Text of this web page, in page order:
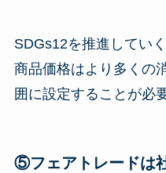
SDGs12を推進してい
商品価格はより多くの
囲に設定することが必
⑤フェアトレードは